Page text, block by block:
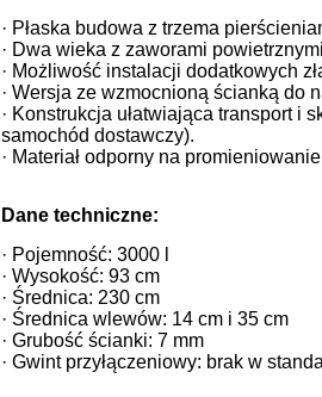
· Płaska budowa z trzema
· Dwa wieka z zaworami
· Możliwość instalacji dodatkowych
· Wersja ze wzmocnioną ścianką do
· Konstrukcja ułatwiająca transport i
samochód dostawczy).
· Materiał odporny na
Dane techniczne:
· Pojemność: 3000 l
· Wysokość: 93 cm
· Średnica: 230 cm
· Średnica wlewów: 14 cm i 35 cm
· Grubość ścianki: 7 mm
· Gwint przyłączeniowy: brak w